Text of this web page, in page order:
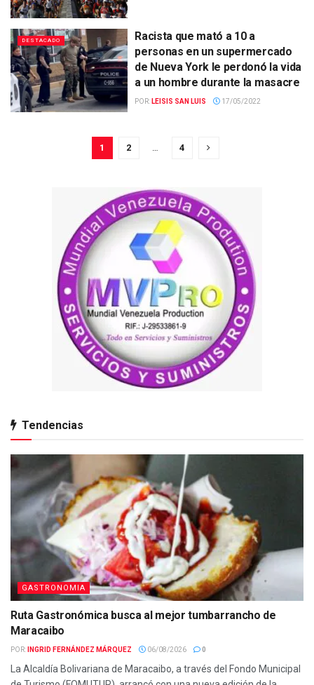
DESTACADO
Racista que mató a 10 a
personas en un supermercado
de Nueva York le perdonó la vida
a un hombre durante la masacre
POR: LEISIS SAN LUIS 17/05/2022
1 2 … 4
Tendencias
GASTRONOMIA
Ruta Gastronómica busca al mejor tumbarrancho de
Maracaibo
POR: INGRID FERNÁNDEZ MÁRQUEZ 06/08/2026 0
La Alcaldía Bolivariana de Maracaibo, a través del Fondo Municipal